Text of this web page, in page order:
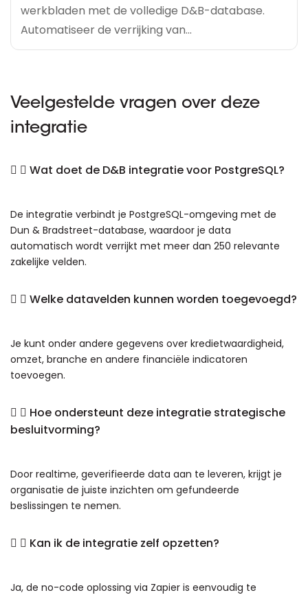
werkbladen met de volledige D&B-database.
Automatiseer de verrijking van...
Veelgestelde vragen over deze
integratie
Wat doet de D&B integratie voor PostgreSQL?
De integratie verbindt je PostgreSQL-omgeving met de
Dun & Bradstreet-database, waardoor je data
automatisch wordt verrijkt met meer dan 250 relevante
zakelijke velden.
Welke datavelden kunnen worden toegevoegd?
Je kunt onder andere gegevens over kredietwaardigheid,
omzet, branche en andere financiële indicatoren
toevoegen.
Hoe ondersteunt deze integratie strategische
besluitvorming?
Door realtime, geverifieerde data aan te leveren, krijgt je
organisatie de juiste inzichten om gefundeerde
beslissingen te nemen.
Kan ik de integratie zelf opzetten?
Ja, de no-code oplossing via Zapier is eenvoudig te